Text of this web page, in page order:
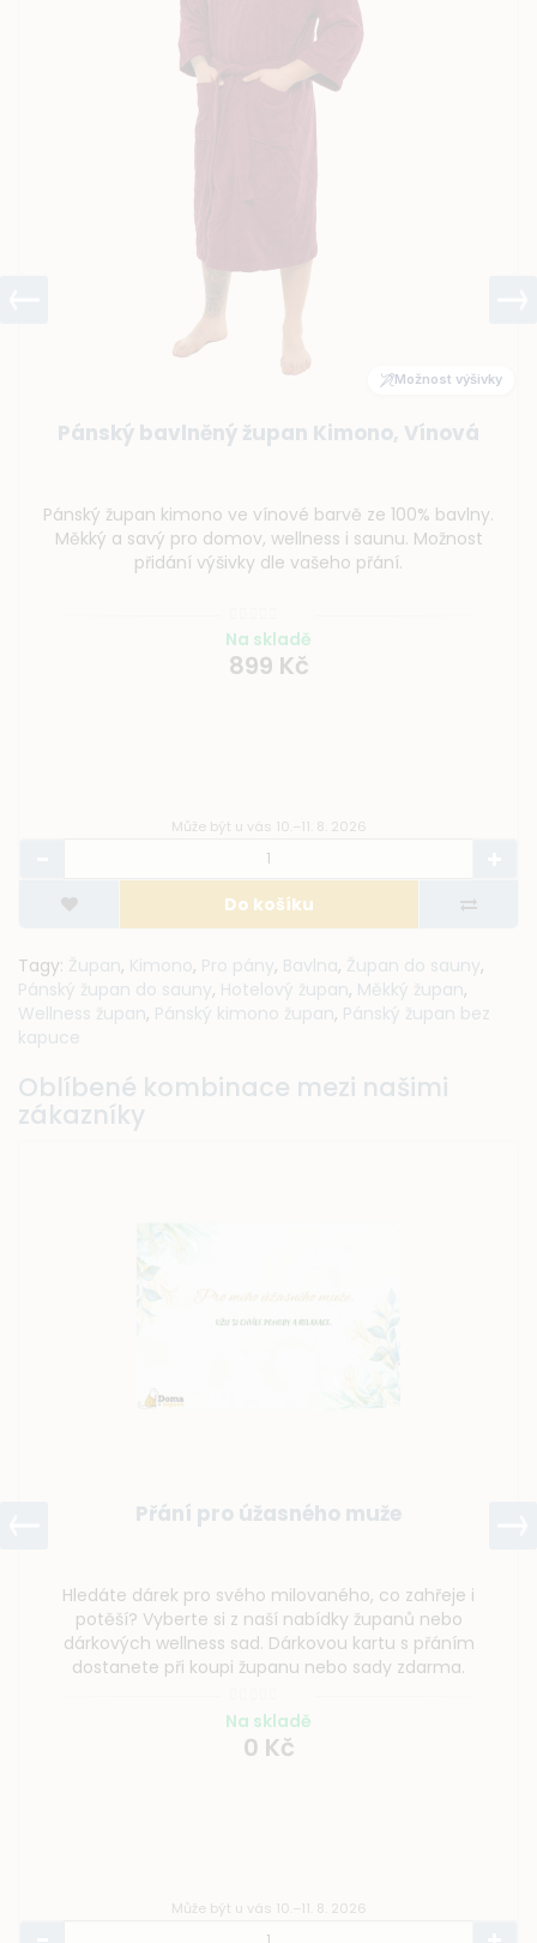
Možnost výšivky
Pánský bavlněný župan Kimono, Vínová
Pánský župan kimono ve vínové barvě ze 100% bavlny.
Měkký a savý pro domov, wellness i saunu. Možnost
přidání výšivky dle vašeho přání.
Na skladě
899 Kč
Může být u vás 10.–11. 8. 2026
Do košíku
Tagy: Župan, Kimono, Pro pány, Bavlna, Župan do sauny,
Pánský župan do sauny, Hotelový župan, Měkký župan,
Wellness župan, Pánský kimono župan, Pánský župan bez
kapuce
Oblíbené kombinace mezi našimi
zákazníky
Přání pro úžasného muže
Hledáte dárek pro svého milovaného, co zahřeje i
potěší? Vyberte si z naší nabídky županů nebo
dárkových wellness sad. Dárkovou kartu s přáním
dostanete při koupi županu nebo sady zdarma.
Na skladě
0 Kč
Může být u vás 10.–11. 8. 2026